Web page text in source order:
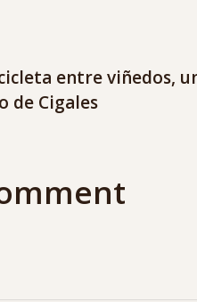
entre viñedos,
de Cigales